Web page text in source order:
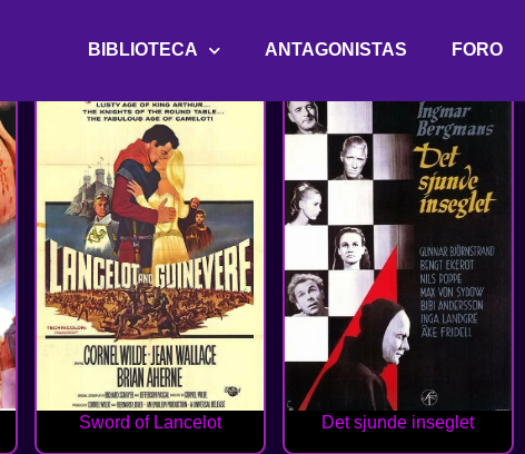
BIBLIOTECA ANTAGONISTAS FORO
Sword of Lancelot Det sjunde inseglet